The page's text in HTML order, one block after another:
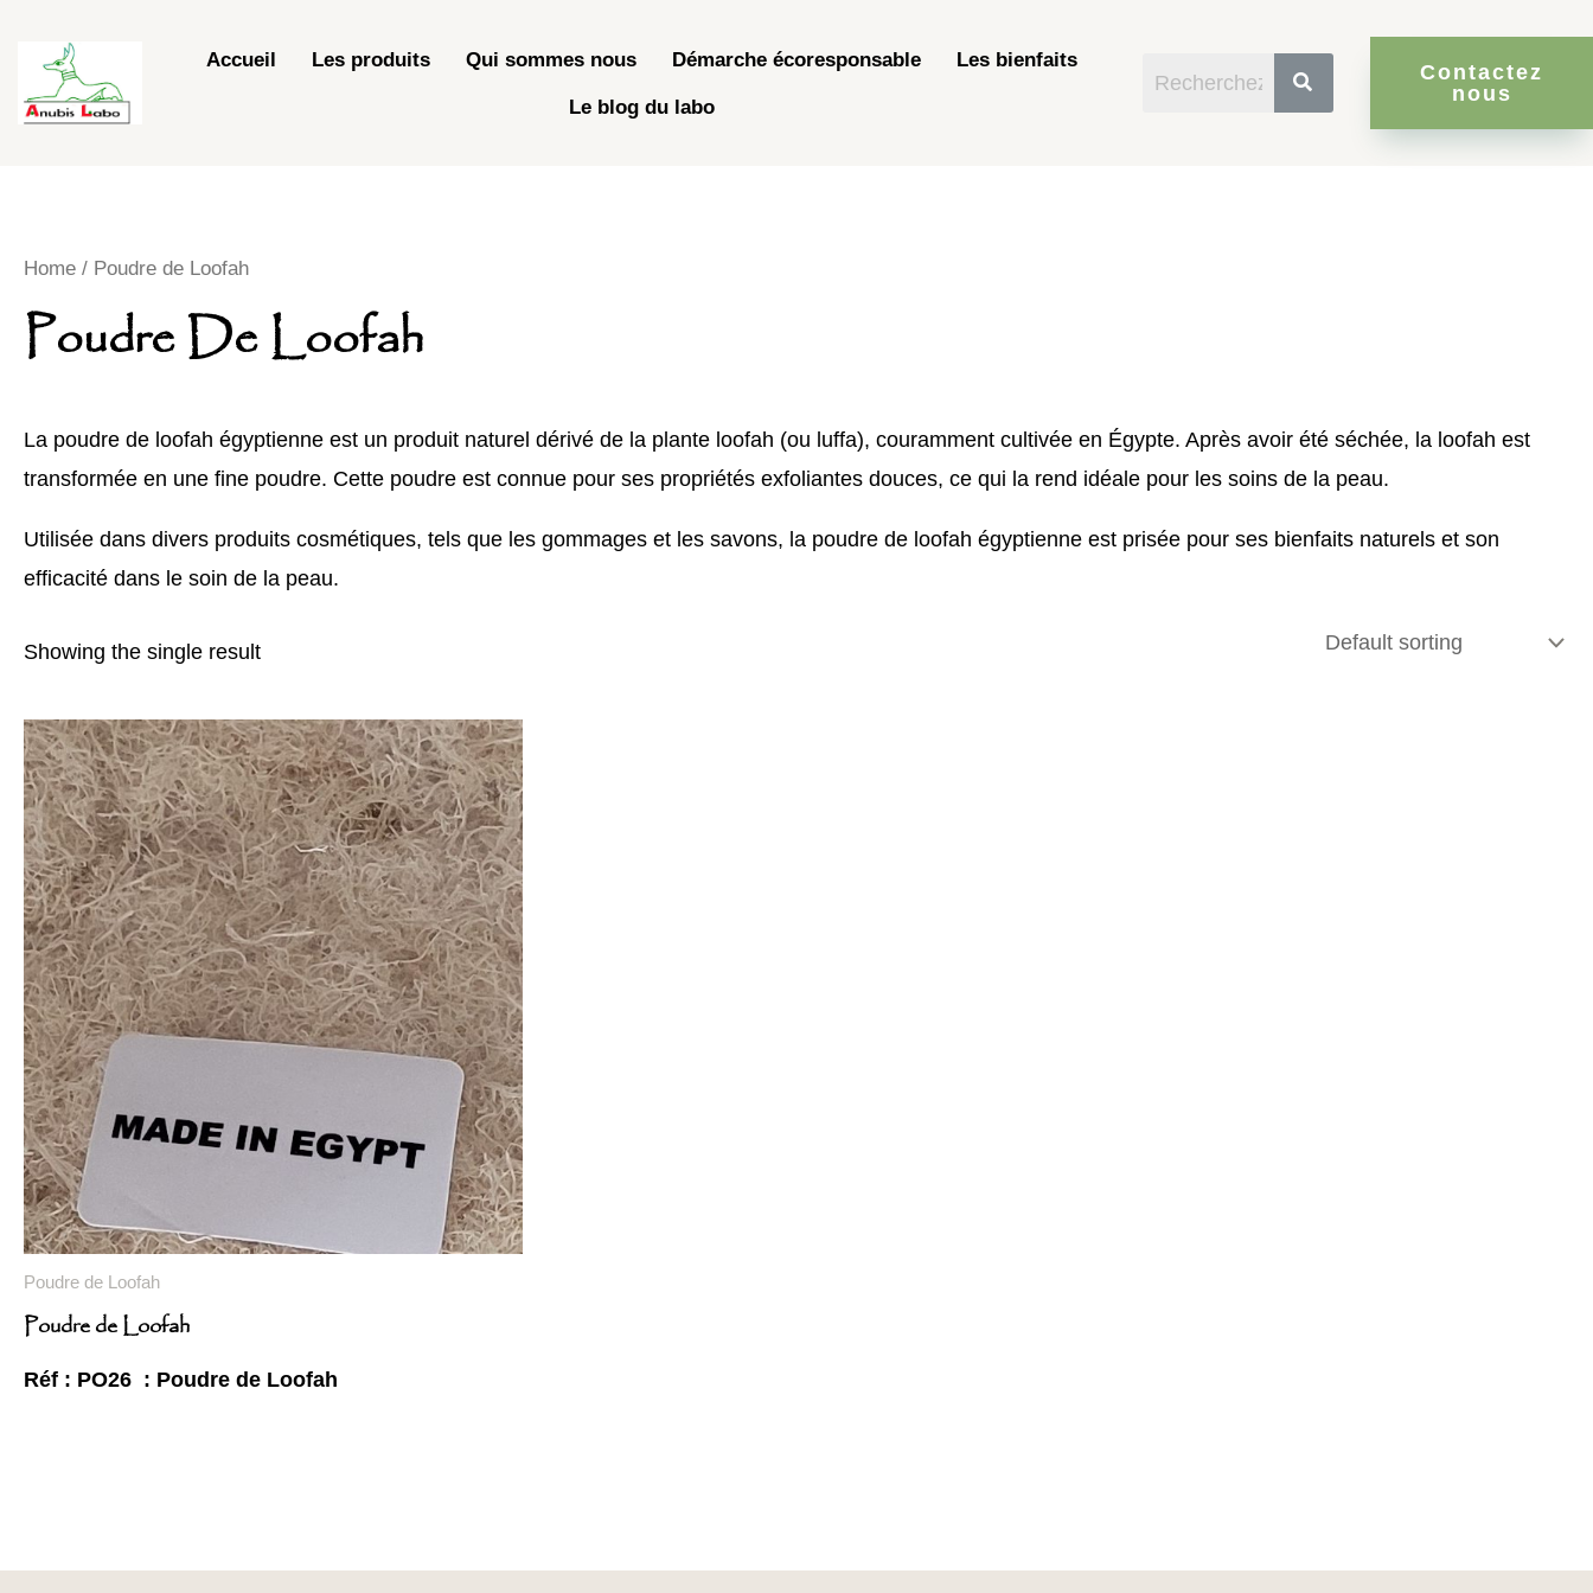
content
Accueil Les produits Qui sommes nous Démarche écoresponsable Les bienfaits
Le blog du labo
Contactez
nous
Home / Poudre de Loofah
Poudre De Loofah
La poudre de loofah égyptienne est un produit naturel dérivé de la plante loofah (ou luffa), couramment cultivée en Égypte. Après avoir été séchée, la loofah est
transformée en une fine poudre. Cette poudre est connue pour ses propriétés exfoliantes douces, ce qui la rend idéale pour les soins de la peau.
Utilisée dans divers produits cosmétiques, tels que les gommages et les savons, la poudre de loofah égyptienne est prisée pour ses bienfaits naturels et son
efficacité dans le soin de la peau.
Showing the single result
Poudre de Loofah
Poudre de Loofah
Réf : PO26 : Poudre de Loofah